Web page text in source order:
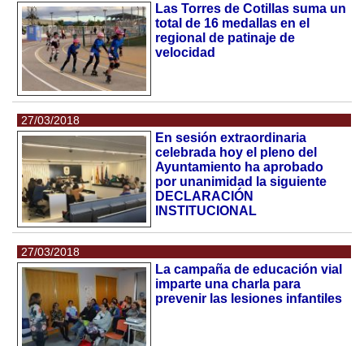
Las Torres de Cotillas suma un
total de 16 medallas en el
regional de patinaje de
velocidad
27/03/2018
En sesión extraordinaria
celebrada hoy el pleno del
Ayuntamiento ha aprobado
por unanimidad la siguiente
DECLARACIÓN
INSTITUCIONAL
27/03/2018
La campaña de educación vial
imparte una charla para
prevenir las lesiones infantiles